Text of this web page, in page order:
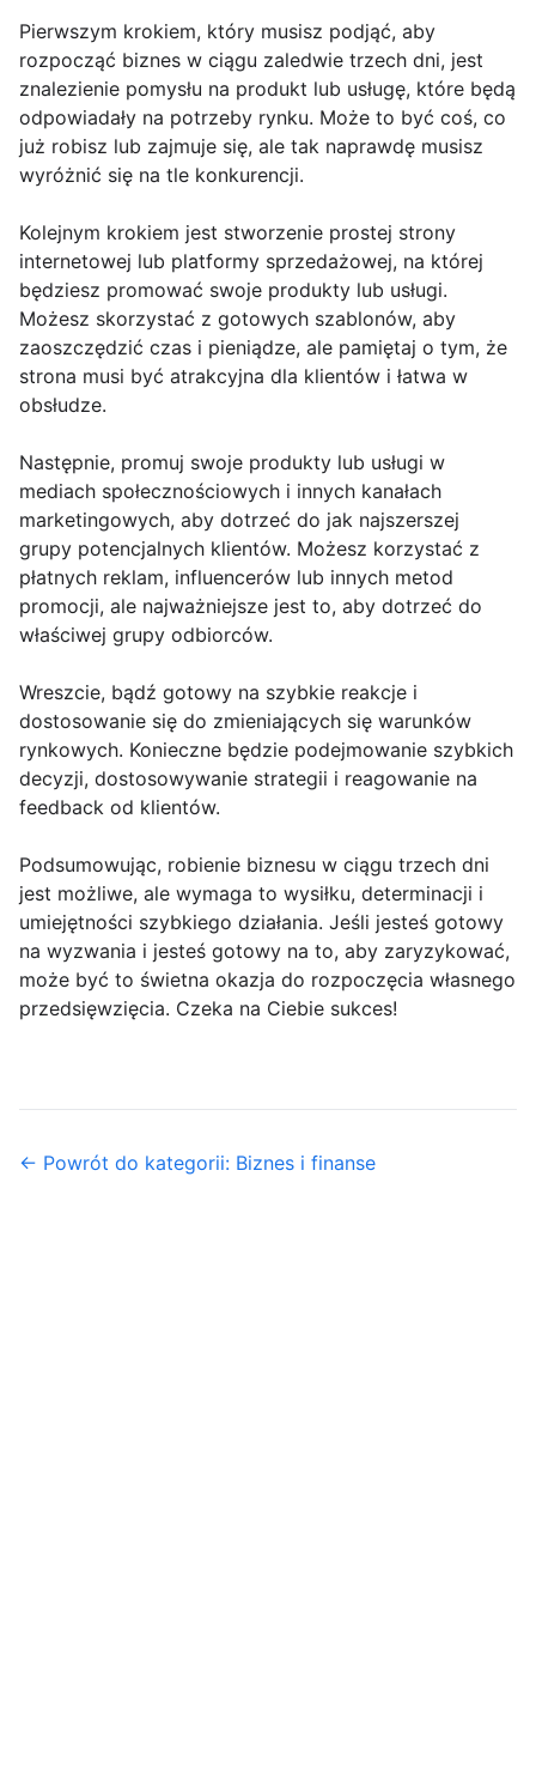
Pierwszym krokiem, który musisz podjąć, aby
rozpocząć biznes w ciągu zaledwie trzech dni, jest
znalezienie pomysłu na produkt lub usługę, które będą
odpowiadały na potrzeby rynku. Może to być coś, co
już robisz lub zajmuje się, ale tak naprawdę musisz
wyróżnić się na tle konkurencji.
Kolejnym krokiem jest stworzenie prostej strony
internetowej lub platformy sprzedażowej, na której
będziesz promować swoje produkty lub usługi.
Możesz skorzystać z gotowych szablonów, aby
zaoszczędzić czas i pieniądze, ale pamiętaj o tym, że
strona musi być atrakcyjna dla klientów i łatwa w
obsłudze.
Następnie, promuj swoje produkty lub usługi w
mediach społecznościowych i innych kanałach
marketingowych, aby dotrzeć do jak najszerszej
grupy potencjalnych klientów. Możesz korzystać z
płatnych reklam, influencerów lub innych metod
promocji, ale najważniejsze jest to, aby dotrzeć do
właściwej grupy odbiorców.
Wreszcie, bądź gotowy na szybkie reakcje i
dostosowanie się do zmieniających się warunków
rynkowych. Konieczne będzie podejmowanie szybkich
decyzji, dostosowywanie strategii i reagowanie na
feedback od klientów.
Podsumowując, robienie biznesu w ciągu trzech dni
jest możliwe, ale wymaga to wysiłku, determinacji i
umiejętności szybkiego działania. Jeśli jesteś gotowy
na wyzwania i jesteś gotowy na to, aby zaryzykować,
może być to świetna okazja do rozpoczęcia własnego
przedsięwzięcia. Czeka na Ciebie sukces!
← Powrót do kategorii: Biznes i finanse